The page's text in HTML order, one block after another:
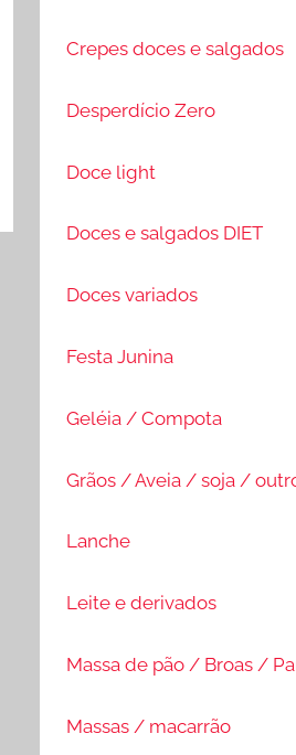
Crepes doces e salgados
Desperdício Zero
Doce light
Doces e salgados DIET
Doces variados
Festa Junina
Geléia / Compota
Grãos / Aveia / soja /
Lanche
Leite e derivados
Massa de pão / Broas /
Massas / macarrão